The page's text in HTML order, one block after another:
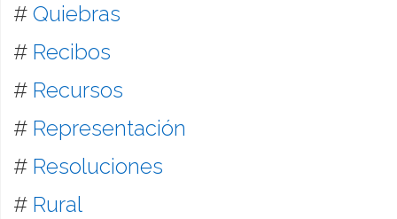
# Quiebras
# Recibos
# Recursos
# Representación
# Resoluciones
# Rural